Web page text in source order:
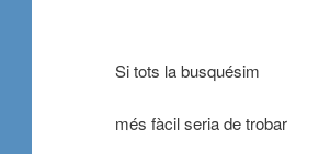
Si tots la busquésim
més fàcil seria de trobar